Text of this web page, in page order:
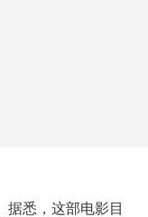
据悉，这部电影目